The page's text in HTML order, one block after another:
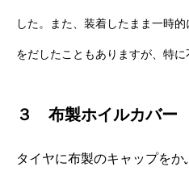
した。また、装着したまま一時
をだしたこともありますが、特に
３ 布製ホイルカバー
タイヤに布製のキャップを